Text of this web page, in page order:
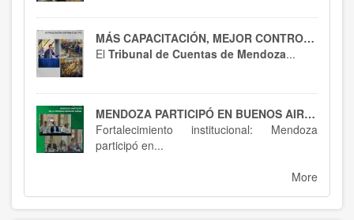
MÁS CAPACITACIÓN, MEJOR CONTROL : EL HTC SE ACTUALIZA EN RT 54
El Tribunal de Cuentas de Mendoza...
MENDOZA PARTICIPÓ EN BUENOS AIRES : SPTCRA
Fortalecimiento institucional: Mendoza
participó en...
More